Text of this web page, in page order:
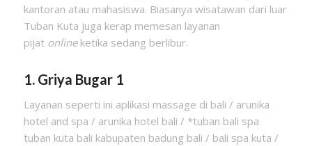
kantoran atau mahasiswa. Biasanya wisatawan dari luar
Tuban Kuta juga kerap memesan layanan
pijat online ketika sedang berlibur.
1. Griya Bugar 1
Layanan seperti ini aplikasi massage di bali / arunika
hotel and spa / arunika hotel bali / *tuban bali spa
tuban kuta bali kabupaten badung bali / bali spa kuta /